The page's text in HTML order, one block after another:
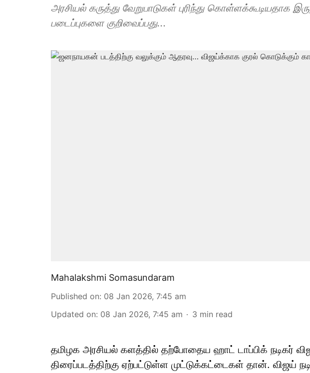
அரசியல் கருத்து வேறுபாடுகள் புரிந்து கொள்ளக்கூடியதாக
படைப்புகளை குறிவைப்பது...
Mahalakshmi Somasundaram
Published on: 08 Jan 2026, 7:45 am
Updated on: 08 Jan 2026, 7:45 am 3 min read
தமிழக அரசியல் களத்தில் தற்போதைய ஹாட் டாப்பிக் நடிகர்
திரைப்படத்திற்கு ஏற்பட்டுள்ள முட்டுக்கட்டைகள் தான். விஜய்